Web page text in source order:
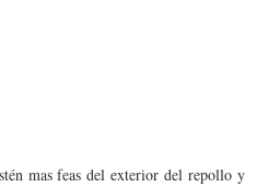
mas feas del exterior del repollo y